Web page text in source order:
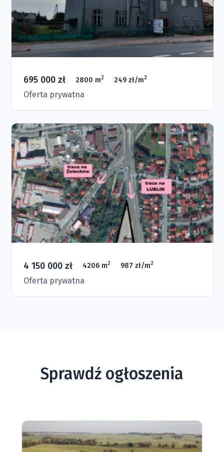
695 000 zł 2800 m2 249 zł/m2
Oferta prywatna
4 150 000 zł 4206 m2 987 zł/m2
Oferta prywatna
Sprawdź ogłoszenia